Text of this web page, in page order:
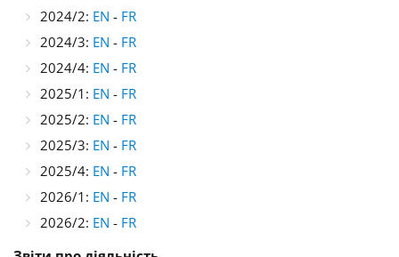
2024/2: EN - FR
2024/3: EN - FR
2024/4: EN - FR
2025/1: EN - FR
2025/2: EN - FR
2025/3: EN - FR
2025/4: EN - FR
2026/1: EN - FR
2026/2: EN - FR